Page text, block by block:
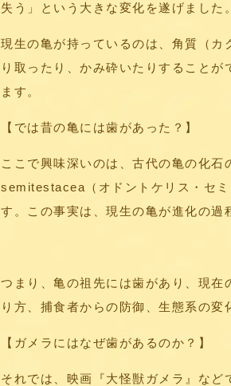
失う」という大きな変化を遂げました。
現生の亀が持っているのは、角質（
り取ったり、かみ砕いたりすること
ます。
【では昔の亀には歯があった？】
ここで興味深いのは、古代の亀の化
semitestacea（オドントケリス・セ
す。この事実は、現生の亀が進化の過
つまり、亀の祖先には歯があり、現
り方、捕食者からの防御、生態系の変
【ガメラにはなぜ歯があるのか？】
それでは、映画『大怪獣ガメラ』な